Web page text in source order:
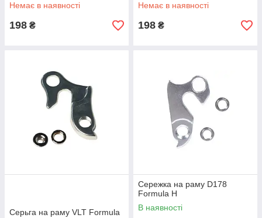
Немає в наявності
198 ₴
Немає в наявності
198 ₴
Серьгa на раму VLT Formula
Сережка на раму D178
Formula H
В наявності